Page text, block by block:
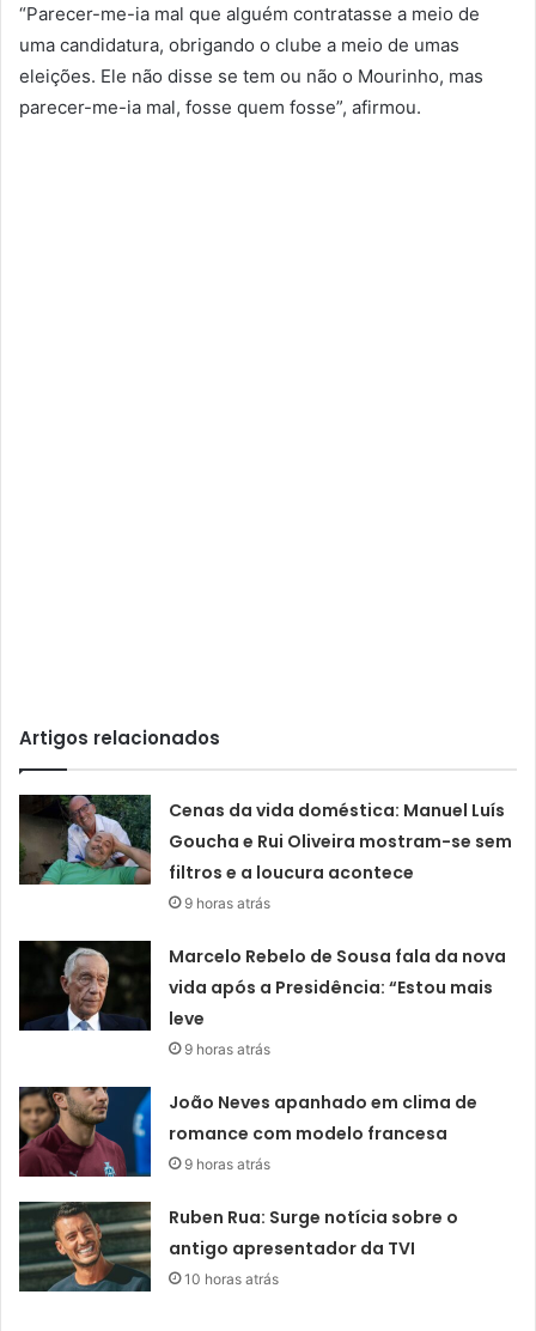
“Parecer-me-ia mal que alguém contratasse a meio de
uma candidatura, obrigando o clube a meio de umas
eleições. Ele não disse se tem ou não o Mourinho, mas
parecer-me-ia mal, fosse quem fosse”, afirmou.
Artigos relacionados
Cenas da vida doméstica: Manuel Luís
Goucha e Rui Oliveira mostram-se sem
filtros e a loucura acontece
9 horas atrás
Marcelo Rebelo de Sousa fala da nova
vida após a Presidência: “Estou mais
leve
9 horas atrás
João Neves apanhado em clima de
romance com modelo francesa
9 horas atrás
Ruben Rua: Surge notícia sobre o
antigo apresentador da TVI
10 horas atrás